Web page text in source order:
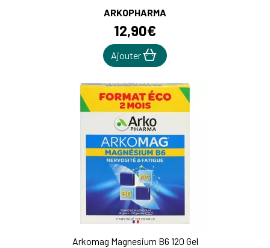
ARKOPHARMA
12,90€
Ajouter
Arkomag Magnesium B6 120 Gel